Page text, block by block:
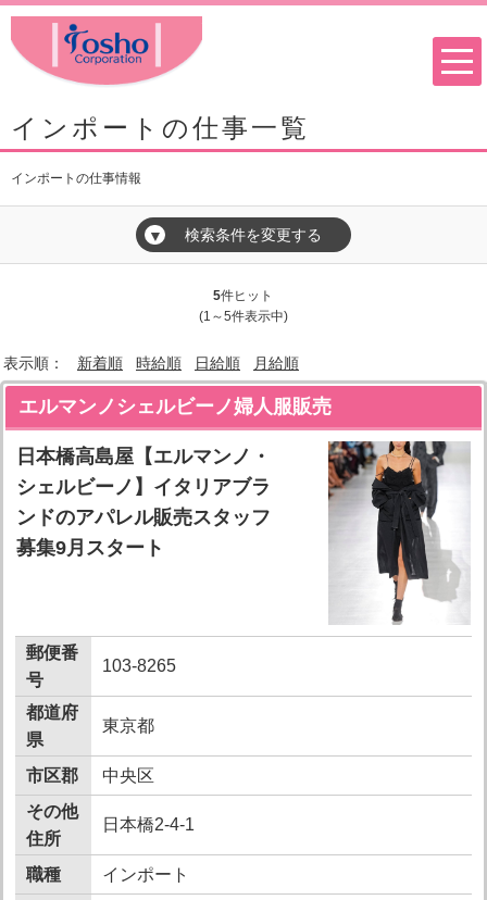
インポートの仕事一覧
インポートの仕事情報
▼ 検索条件を変更する
5件ヒット
(1～5件表示中)
表示順： 新着順 時給順 日給順 月給順
エルマンノシェルビーノ婦人服販売
日本橋高島屋【エルマンノ・
シェルビーノ】イタリアブラ
ンドのアパレル販売スタッフ
募集9月スタート
郵便番
号
103-8265
都道府
県
東京都
市区郡
中央区
その他
住所
日本橋2-4-1
職種
インポート